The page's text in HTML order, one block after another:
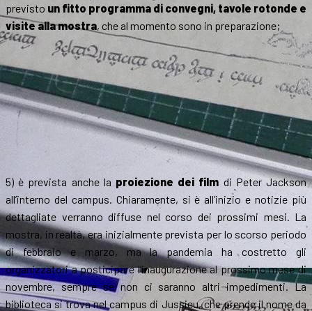
previsto un fitto programma di convegni, tavole rotonde e
visite alla mostra, che al momento sono in preparazione;
5) è prevista anche la proiezione dei film di Peter Jackson
all’interno del campus. Chiaramente, si è all’inizio e notizie più
dettagliate verranno diffuse nel corso dei prossimi mesi. La
mostra, in realtà, era inizialmente prevista per lo scorso periodo
di febbraio e marzo, ma la pandemia ha costretto gli
organizzatori a posticipare l’inaugurazione al prossimo mese di
novembre, sempre se non ci saranno altri impedimenti. La
biblioteca si trova nel campus di Jussieu, che prende il nome da